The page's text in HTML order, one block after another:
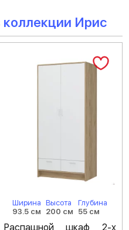
коллекции Ирис
Ширина
93.5 см
Высота
200 см
Глубина
55 см
Распашной шкаф 2-х